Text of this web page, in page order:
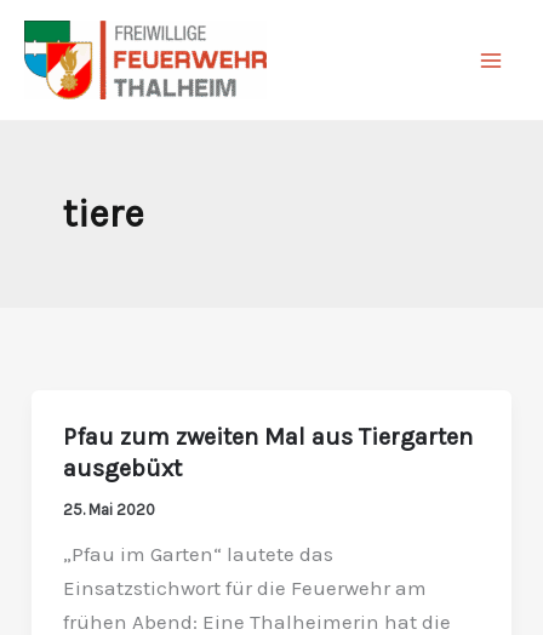
Zum
Inhalt
springen
tiere
Pfau zum zweiten Mal aus Tiergarten
ausgebüxt
25. Mai 2020
„Pfau im Garten“ lautete das
Einsatzstichwort für die Feuerwehr am
frühen Abend: Eine Thalheimerin hat die
Pfau
zum
zweiten